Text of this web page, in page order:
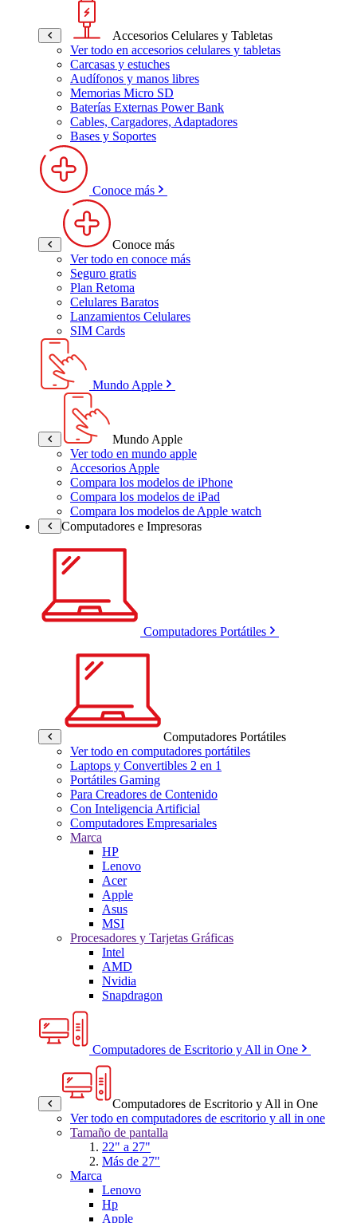
Accesorios Celulares y Tabletas
Ver todo en accesorios celulares y tabletas
Carcasas y estuches
Audífonos y manos libres
Memorias Micro SD
Baterías Externas Power Bank
Cables, Cargadores, Adaptadores
Bases y Soportes
Conoce más
Conoce más
Ver todo en conoce más
Seguro gratis
Plan Retoma
Celulares Baratos
Lanzamientos Celulares
SIM Cards
Mundo Apple
Mundo Apple
Ver todo en mundo apple
Accesorios Apple
Compara los modelos de iPhone
Compara los modelos de iPad
Compara los modelos de Apple watch
Computadores e Impresoras
Computadores Portátiles
Computadores Portátiles
Ver todo en computadores portátiles
Laptops y Convertibles 2 en 1
Portátiles Gaming
Para Creadores de Contenido
Con Inteligencia Artificial
Computadores Empresariales
Marca
HP
Lenovo
Acer
Apple
Asus
MSI
Procesadores y Tarjetas Gráficas
Intel
AMD
Nvidia
Snapdragon
Computadores de Escritorio y All in One
Computadores de Escritorio y All in One
Ver todo en computadores de escritorio y all in one
Tamaño de pantalla
22" a 27"
Más de 27"
Marca
Lenovo
Hp
Apple